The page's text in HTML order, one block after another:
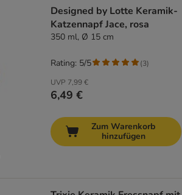
Designed by Lotte Keramik-
Katzennapf Jace, rosa
350 ml, Ø 15 cm
UVP 7,99 €
6,49 €
Rating: 5/5 (3)
Zum Warenkorb
hinzufügen